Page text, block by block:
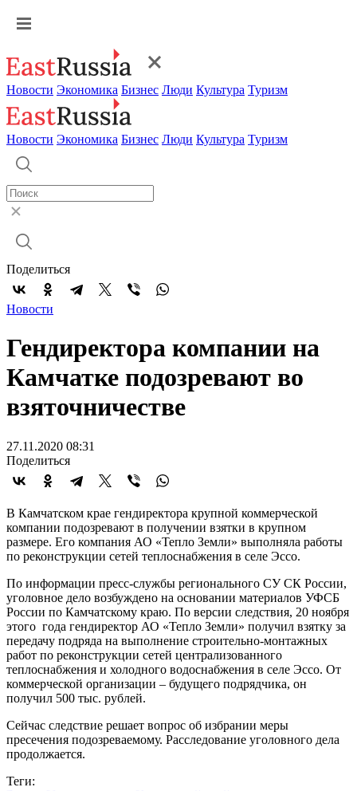
Новости Экономика Бизнес Люди Культура Туризм
Новости Экономика Бизнес Люди Культура Туризм
Поделиться
Новости
Гендиректора компании на
Камчатке подозревают во
взяточничестве
27.11.2020 08:31
Поделиться
В Камчатском крае гендиректора крупной коммерческой
компании подозревают в получении взятки в крупном
размере. Его компания АО «Тепло Земли» выполняла работы
по реконструкции сетей теплоснабжения в селе Эссо.
По информации пресс-службы регионального СУ СК России,
уголовное дело возбуждено на основании материалов УФСБ
России по Камчатскому краю. По версии следствия, 20 ноября
этого года гендиректор АО «Тепло Земли» получил взятку за
передачу подряда на выполнение строительно-монтажных
работ по реконструкции сетей централизованного
теплоснабжения и холодного водоснабжения в селе Эссо. От
коммерческой организации – будущего подрядчика, он
получил 500 тыс. рублей.
Сейчас следствие решает вопрос об избрании меры
пресечения подозреваемому. Расследование уголовного дела
продолжается.
Теги: